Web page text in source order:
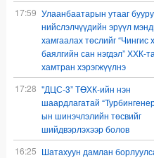
17:59 Улаанбаатарын утааг
нийслэлчүүдийн эрүүл
хамгаалах төслийг “Чингис
баялгийн сан нэгдэл” ХХК-
хамтран хэрэгжүүлнэ
17:28 "ДЦС-3” ТӨХК-ийн нэн
шаардлагатай
ын шинэчлэлийн төсвийг
шийдвэрлэхээр болов
16:25 Шатахуун дамлан